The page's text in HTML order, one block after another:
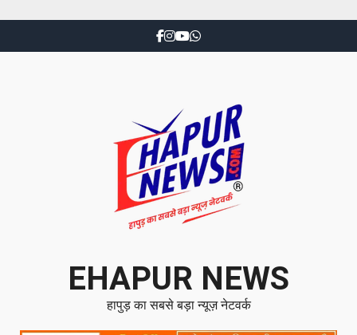
EHAPUR NEWS
हापुड़ का सबसे बड़ा न्यूज़ नेटवर्क